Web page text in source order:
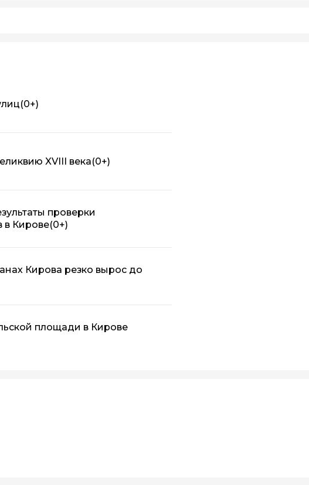
(0+)
XVIII века(0+)
проверки
в Кирове(0+)
Кирова резко вырос до
площади в Кирове